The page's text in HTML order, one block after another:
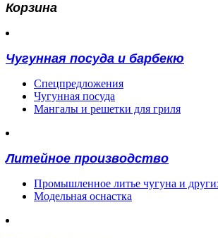
Корзина
Чугунная посуда и барбекю
Спецпредложения
Чугунная посуда
Мангалы и решетки для гриля
Литейное производство
Промышленное литье чугуна и
Модельная оснастка